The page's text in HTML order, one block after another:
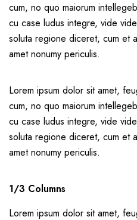
cum, no quo maiorum
cu case ludus integre, vide
soluta regione diceret, cum et
amet nonumy periculis.
Lorem ipsum dolor sit amet,
cum, no quo maiorum
cu case ludus integre, vide
soluta regione diceret, cum et
amet nonumy periculis.
1/3 Columns
Lorem ipsum dolor sit amet,